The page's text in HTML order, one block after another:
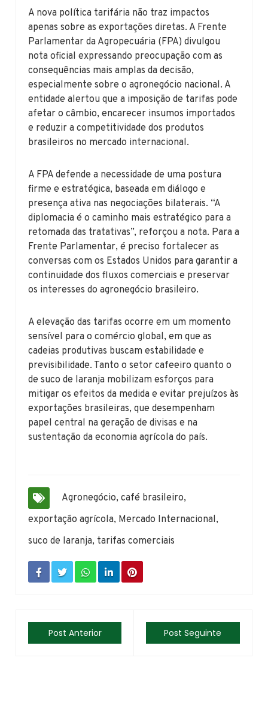
A nova política tarifária não traz impactos
apenas sobre as exportações diretas. A Frente
Parlamentar da Agropecuária (FPA) divulgou
nota oficial expressando preocupação com as
consequências mais amplas da decisão,
especialmente sobre o agronegócio nacional. A
entidade alertou que a imposição de tarifas pode
afetar o câmbio, encarecer insumos importados
e reduzir a competitividade dos produtos
brasileiros no mercado internacional.
A FPA defende a necessidade de uma postura
firme e estratégica, baseada em diálogo e
presença ativa nas negociações bilaterais. “A
diplomacia é o caminho mais estratégico para a
retomada das tratativas”, reforçou a nota. Para a
Frente Parlamentar, é preciso fortalecer as
conversas com os Estados Unidos para garantir a
continuidade dos fluxos comerciais e preservar
os interesses do agronegócio brasileiro.
A elevação das tarifas ocorre em um momento
sensível para o comércio global, em que as
cadeias produtivas buscam estabilidade e
previsibilidade. Tanto o setor cafeeiro quanto o
de suco de laranja mobilizam esforços para
mitigar os efeitos da medida e evitar prejuízos às
exportações brasileiras, que desempenham
papel central na geração de divisas e na
sustentação da economia agrícola do país.
Agronegócio,café brasileiro,
exportação agrícola, Mercado Internacional,
suco de laranja, tarifas comerciais
Post Anterior Post Seguinte